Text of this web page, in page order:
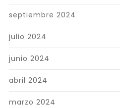
septiembre 2024
julio 2024
junio 2024
abril 2024
marzo 2024